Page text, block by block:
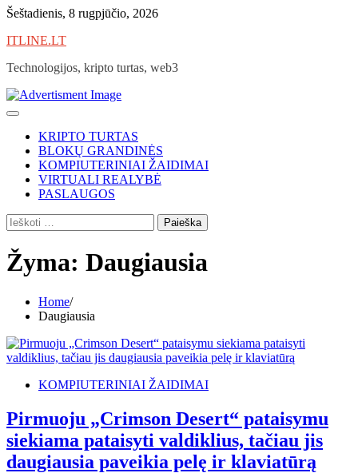
Skip
content
Šeštadienis, 8 rugpjūčio, 2026
ITLINE.LT
Technologijos, kripto turtas, web3
KRIPTO TURTAS
BLOKŲ GRANDINĖS
KOMPIUTERINIAI ŽAIDIMAI
VIRTUALI REALYBĖ
PASLAUGOS
Ieškoti:
Žyma: Daugiausia
Home
Daugiausia
KOMPIUTERINIAI ŽAIDIMAI
Pirmuoju „Crimson Desert“ pataisymu
siekiama pataisyti valdiklius, tačiau jis
daugiausia paveikia pelę ir klaviatūrą